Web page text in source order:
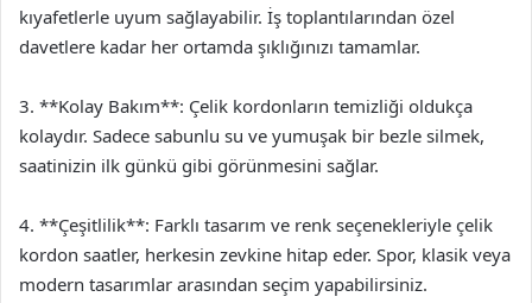
kıyafetlerle uyum sağlayabilir. İş toplantılarından özel
davetlere kadar her ortamda şıklığınızı tamamlar.
3. **Kolay Bakım**: Çelik kordonların temizliği oldukça
kolaydır. Sadece sabunlu su ve yumuşak bir bezle silmek,
saatinizin ilk günkü gibi görünmesini sağlar.
4. **Çeşitlilik**: Farklı tasarım ve renk seçenekleriyle çelik
kordon saatler, herkesin zevkine hitap eder. Spor, klasik veya
modern tasarımlar arasından seçim yapabilirsiniz.